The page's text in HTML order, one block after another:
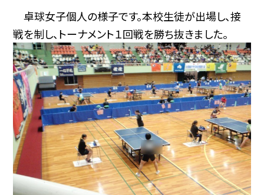
卓球女子個人の様子です。本校生徒が出場し、接
戦を制し、トーナメント１回戦を勝ち抜きました。